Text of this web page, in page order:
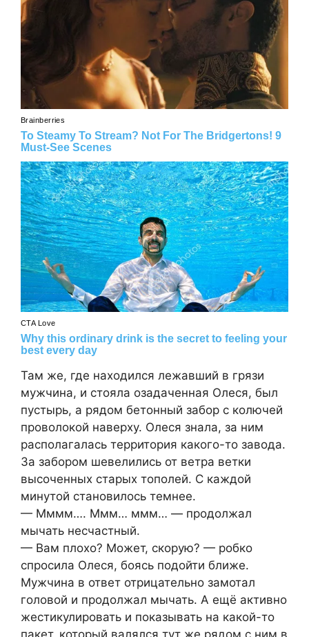
Там же, где находился лежавший в грязи
мужчина, и стояла озадаченная Олеся, был
пустырь, а рядом бетонный забор с колючей
проволокой наверху. Олеся знала, за ним
располагалась территория какого-то завода.
За забором шевелились от ветра ветки
высоченных старых тополей. С каждой
минутой становилось темнее.
— Мммм…. Ммм… ммм… — продолжал
мычать несчастный.
— Вам плохо? Может, скорую? — робко
спросила Олеся, боясь подойти ближе.
Мужчина в ответ отрицательно замотал
головой и продолжал мычать. А ещё активно
жестикулировать и показывать на какой-то